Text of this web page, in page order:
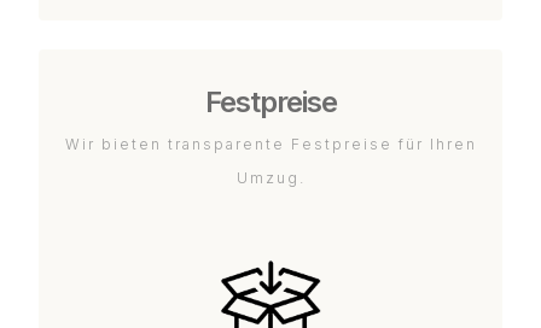
Festpreise
Wir bieten transparente Festpreise für Ihren
Umzug.